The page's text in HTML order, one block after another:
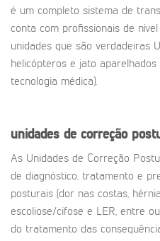
é um completo sistema de
conta com profissionais de
unidades que são verdadeiras
helicópteros e jato
tecnologia médica).
unidades de correção
As Unidades de Correção
de diagnóstico, tratamento e
posturais (dor nas costas,
escoliose/cifose e LER, entre
do tratamento das